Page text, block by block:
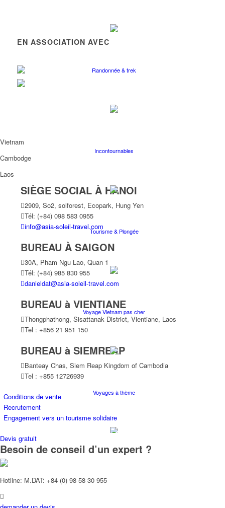
Randonnée & trek
Incontournables
Tourisme & Plongée
Voyage Vietnam pas cher
Voyages à thème
EN ASSOCIATION AVEC
Vietnam
Cambodge
Laos
SIÈGE SOCIAL À HANOI
2909, So2, solforest, Ecopark, Hung Yen
Tél: (+84) 098 583 0955
info@asia-soleil-travel.com
BUREAU À SAIGON
30A, Pham Ngu Lao, Quan 1
Tél: (+84) 985 830 955
danieldat@asia-soleil-travel.com
BUREAU à VIENTIANE
Thongphathong, Sisattanak District, Vientiane, Laos
Tel : +856 21 951 150
BUREAU à SIEMREAP
Banteay Chas, Siem Reap Kingdom of Cambodia
Tel : +855 12726939
Conditions de vente
Recrutement
Engagement vers un tourisme solidaire
Devis gratuit
Besoin de conseil d’un expert ?
Hotline: M.DAT: +84 (0) 98 58 30 955